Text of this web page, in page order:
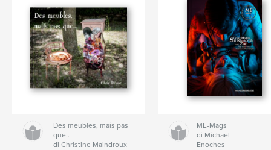
Des meubles, mais pas
que..
di Christine Maindroux
ME-Mags
di Michael
Enoches